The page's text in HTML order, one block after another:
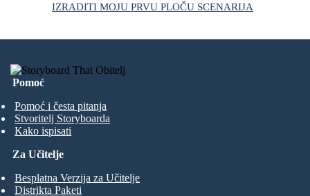
IZRADITI MOJU PRVU PLOČU SCENARIJA
Pomoć
Pomoć i česta pitanja
Stvoritelj Storyboarda
Kako ispisati
Za Učitelje
Besplatna Verzija za Učitelje
Distrikta Paketi